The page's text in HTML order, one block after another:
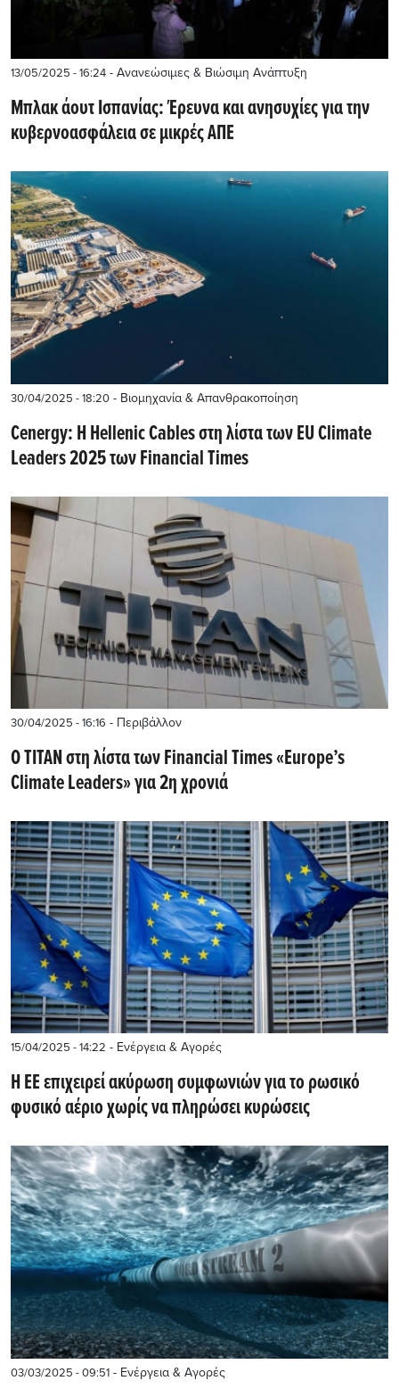
13/05/2025 - 16:24 - Ανανεώσιμες & Βιώσιμη Ανάπτυξη
Μπλακ άουτ Ισπανίας: Έρευνα και ανησυχίες για την
κυβερνοασφάλεια σε μικρές ΑΠΕ
30/04/2025 - 18:20 - Βιομηχανία & Απανθρακοποίηση
Cenergy: Η Hellenic Cables στη λίστα των EU Climate
Leaders 2025 των Financial Times
30/04/2025 - 16:16 - Περιβάλλον
Ο ΤΙΤΑΝ στη λίστα των Financial Times «Europe’s
Climate Leaders» για 2η χρονιά
15/04/2025 - 14:22 - Ενέργεια & Αγορές
Η ΕΕ επιχειρεί ακύρωση συμφωνιών για το ρωσικό
φυσικό αέριο χωρίς να πληρώσει κυρώσεις
03/03/2025 - 09:51 - Ενέργεια & Αγορές